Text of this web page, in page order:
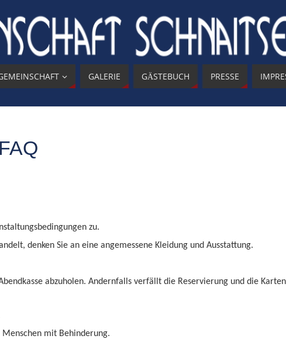
GALERIE GÄSTEBUCH PRESSE
zu.
denken Sie an eine angemessene Kleidung und Ausstattung.
abzuholen. Andernfalls verfällt die Reservierung und die Karten
mit Behinderung.